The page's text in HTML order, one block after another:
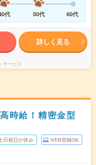
代 50代 60代
詳しく見る
サービス
時給！精密金型
日祝日が休み WEB登録OK